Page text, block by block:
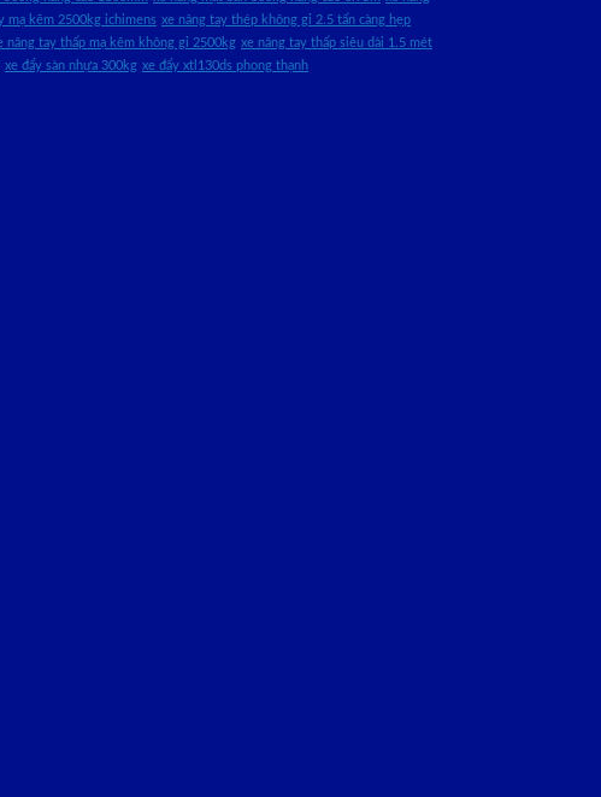
mạ kẽm 2500kg ichimens xe nâng tay thép không gỉ 2.5 tấn càng hẹp
nâng tay thấp mạ kẽm không gỉ 2500kg xe nâng tay thấp siêu dài 1.5 mét
xe đẩy sàn nhựa 300kg xe đẩy xtl130ds phong thạnh